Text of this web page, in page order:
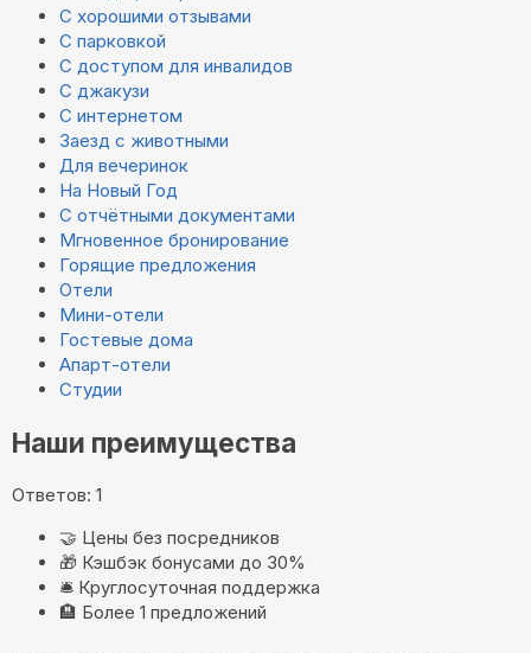
С хорошими отзывами
С парковкой
С доступом для инвалидов
С джакузи
С интернетом
Заезд с животными
Для вечеринок
На Новый Год
С отчётными документами
Мгновенное бронирование
Горящие предложения
Отели
Мини-отели
Гостевые дома
Апарт-отели
Студии
Наши преимущества
Ответов: 1
🤝 Цены без посредников
🎁 Кэшбэк бонусами до 30%
🛎️ Круглосуточная поддержка
🏨 Более 1 предложений